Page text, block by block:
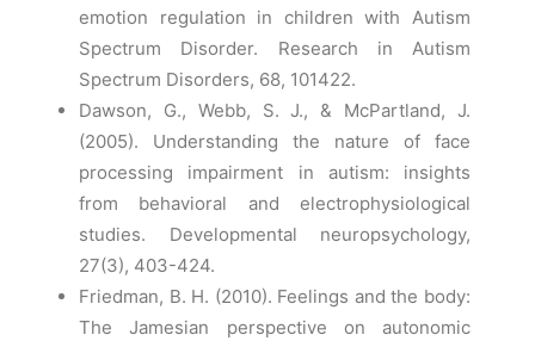
emotion regulation in children with Autism
Spectrum Disorder. Research in Autism
Spectrum Disorders, 68, 101422.
Dawson, G., Webb, S. J., & McPartland, J.
(2005). Understanding the nature of face
processing impairment in autism: insights
from behavioral and electrophysiological
studies. Developmental neuropsychology,
27(3), 403-424.
Friedman, B. H. (2010). Feelings and the body:
The Jamesian perspective on autonomic